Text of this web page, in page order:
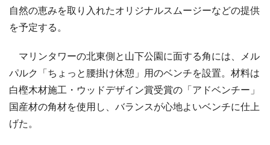
自然の恵みを取り入れたオリジナルスムージーなどの提供
を予定する。
マリンタワーの北東側と山下公園に面する角には、メル
パルク「ちょっと腰掛け休憩」用のベンチを設置。材料は
白樫木材施工・ウッドデザイン賞受賞の「アドベンチー」
国産材の角材を使用し、バランスが心地よいベンチに仕上
げた。